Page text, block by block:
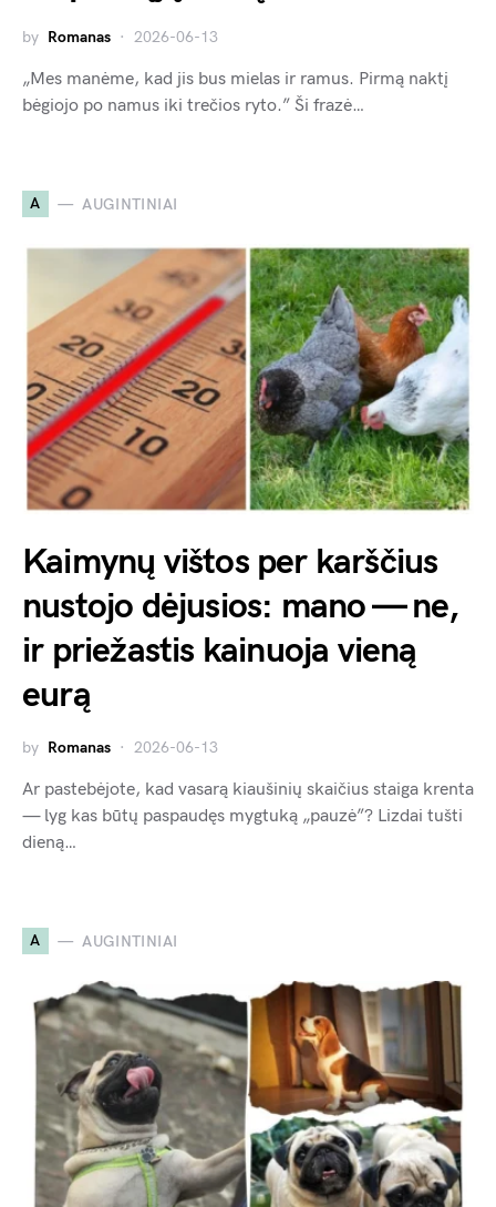
by Romanas 2026-06-13
„Mes manėme, kad jis bus mielas ir ramus. Pirmą naktį
bėgiojo po namus iki trečios ryto.” Ši frazė…
A AUGINTINIAI
Kaimynų vištos per karščius
nustojo dėjusios: mano — ne,
ir priežastis kainuoja vieną
eurą
by Romanas 2026-06-13
Ar pastebėjote, kad vasarą kiaušinių skaičius staiga krenta
— lyg kas būtų paspaudęs mygtuką „pauzė”? Lizdai tušti
dieną…
A AUGINTINIAI